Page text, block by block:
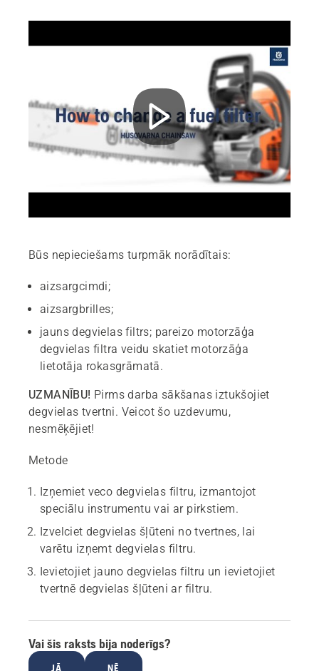
Būs nepieciešams turpmāk norādītais:
aizsargcimdi;
aizsargbrilles;
jauns degvielas filtrs; pareizo motorzāģa
degvielas filtra veidu skatiet motorzāģa
lietotāja rokasgrāmatā.
UZMANĪBU! Pirms darba sākšanas iztukšojiet
degvielas tvertni. Veicot šo uzdevumu,
nesmēķējiet!
Metode
Izņemiet veco degvielas filtru, izmantojot
speciālu instrumentu vai ar pirkstiem.
Izvelciet degvielas šļūteni no tvertnes, lai
varētu izņemt degvielas filtru.
Ievietojiet jauno degvielas filtru un ievietojiet
tvertnē degvielas šļūteni ar filtru.
Vai šis raksts bija noderīgs?
JĀ NĒ